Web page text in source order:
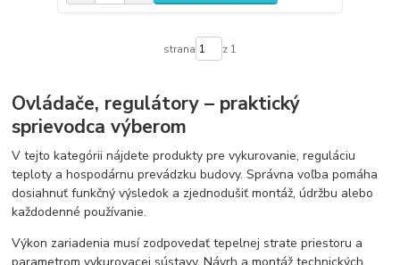
strana z 1
Ovládače, regulátory – praktický
sprievodca výberom
V tejto kategórii nájdete produkty pre vykurovanie, reguláciu
teploty a hospodárnu prevádzku budovy. Správna voľba pomáha
dosiahnuť funkčný výsledok a zjednodušiť montáž, údržbu alebo
každodenné používanie.
Výkon zariadenia musí zodpovedať tepelnej strate priestoru a
parametrom vykurovacej sústavy. Návrh a montáž technických